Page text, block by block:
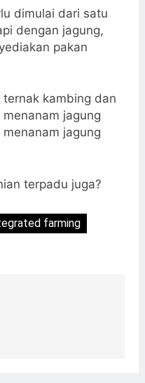
dimulai dari satu
dengan jagung,
pakan
kambing dan
jagung
jagung
terpadu juga?
farming